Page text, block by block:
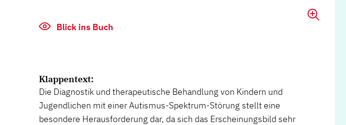
Blick ins Buch
Klappentext:
Die Diagnostik und therapeutische Behandlung von Kindern und
Jugendlichen mit einer Autismus-Spektrum-Störung stellt eine
besondere Herausforderung dar, da sich das Erscheinungsbild sehr